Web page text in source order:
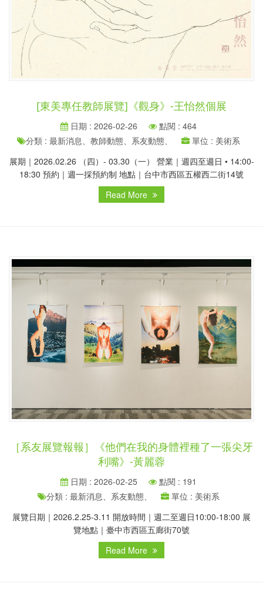
[東美專任教師展覽]《觀身》-王怡然個展
日期 : 2026-02-26
點閱 : 464
分類 : 最新消息、教師動態、系友動態、
單位 : 美術系
展期｜2026.02.26 （四）- 03.30（一） 營業｜週四至週日 • 14:00-
18:30 預約｜週一採預約制 地點｜台中市西區五權西二街14號
Read More
［系友展覽報報］《他們在我的身體裡種了一張尖牙
利嘴》-黃麗蓉
日期 : 2026-02-25
點閱 : 191
分類 : 最新消息、系友動態、
單位 : 美術系
展覽日期｜2026.2.25-3.11 開放時間｜週二至週日10:00-18:00 展
覽地點｜臺中市西區五廊街70號
Read More